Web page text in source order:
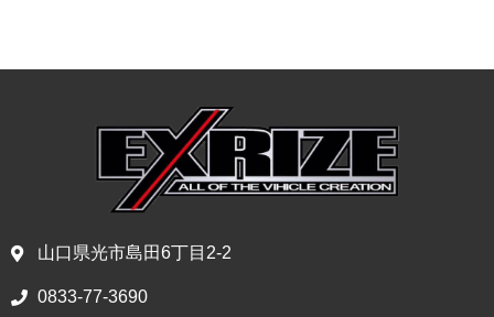
山口県光市島田6丁目2-2
0833-77-3690